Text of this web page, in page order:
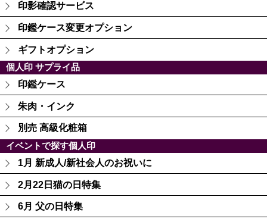
印影確認サービス
印鑑ケース変更オプション
ギフトオプション
個人印 サプライ品
印鑑ケース
朱肉・インク
別売 高級化粧箱
イベントで探す個人印
1月 新成人/新社会人のお祝いに
2月22日猫の日特集
6月 父の日特集